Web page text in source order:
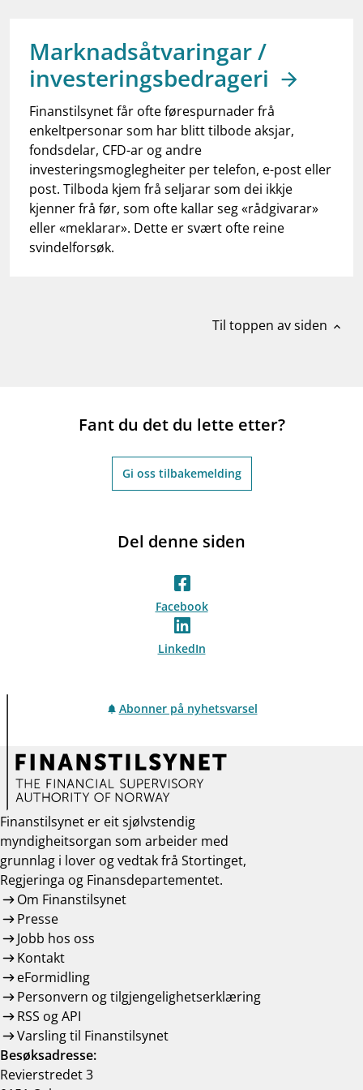
dashboardInformasjon for investorer
notifications_noneAbonner på nyhetsvarsel
Marknadsåtvaringar /
investeringsbedrageri
Finanstilsynet får ofte førespurnader frå
enkeltpersonar som har blitt tilbode aksjar,
fondsdelar, CFD-ar og andre
investeringsmoglegheiter per telefon, e-post eller
post. Tilboda kjem frå seljarar som dei ikkje
kjenner frå før, som ofte kallar seg «rådgivarar»
eller «meklarar». Dette er svært ofte reine
svindelforsøk.
Til toppen av siden expand_less
Fant du det du lette etter?
Gi oss tilbakemelding
Del denne siden
Facebook
LinkedIn
Abonner på nyhetsvarsel
Finanstilsynet er eit sjølvstendig
myndigheitsorgan som arbeider med
grunnlag i lover og vedtak frå Stortinget,
Regjeringa og Finansdepartementet.
Om Finanstilsynet
Presse
Jobb hos oss
Kontakt
eFormidling
Personvern og tilgjengelighetserklæring
RSS og API
Varsling til Finanstilsynet
Besøksadresse:
Revierstredet 3